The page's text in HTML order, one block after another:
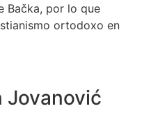
Bačka, por lo que
ortodoxo en
Jovanović